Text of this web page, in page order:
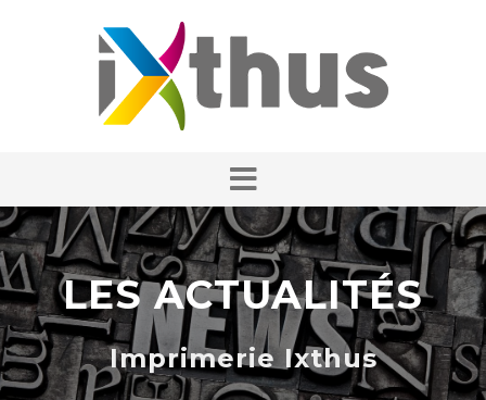
LES ACTUALITÉS
Imprimerie Ixthus